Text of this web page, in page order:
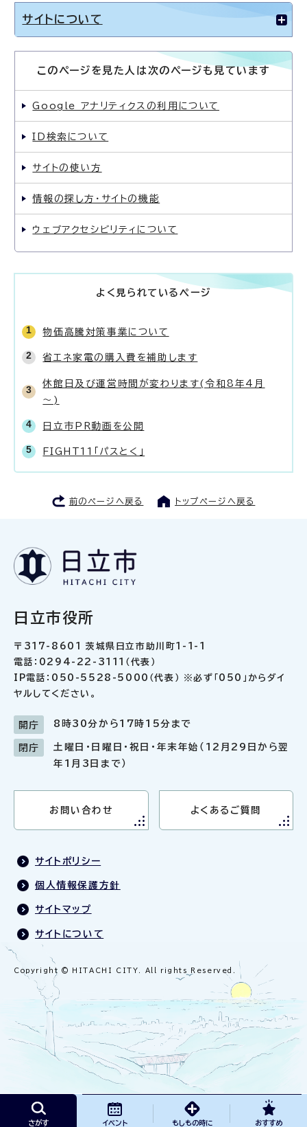
サイトについて
このページを見た人は次のページも見ています
Google アナリティクスの利用について
ID検索について
サイトの使い方
情報の探し方・サイトの機能
ウェブアクセシビリティについて
よく見られているページ
物価高騰対策事業について
省エネ家電の購入費を補助します
休館日及び運営時間が変わります(令和8年4月
～)
日立市PR動画を公開
FIGHT11「パスとく」
前のページへ戻る トップページへ戻る
さがす イベント もしもの時に おすすめ
日立市役所
〒317-8601 茨城県日立市助川町1-1-1
電話：0294-22-3111（代表）
IP電話：050-5528-5000（代表） ※必ず「050」からダイ
ヤルしてください。
開庁 8時30分から17時15分まで
閉庁
土曜日・日曜日・祝日・年末年始（12月29日から翌
年1月3日まで）
お問い合わせ よくあるご質問
サイトポリシー
個人情報保護方針
サイトマップ
サイトについて
Copyright © HITACHI CITY. All rights Reserved.